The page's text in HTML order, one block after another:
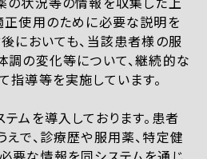
正使用のために必要な説明を
においても、当該患者様の服
調の変化等について、継続的な
導等を実施しています。
ムを導入しております。患者
で、診療歴や服用薬、特定健